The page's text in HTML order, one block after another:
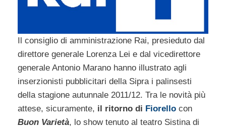
Il consiglio di amministrazione Rai, presieduto dal
direttore generale Lorenza Lei e dal vicedirettore
generale Antonio Marano hanno illustrato agli
inserzionisti pubblicitari della Sipra i palinsesti
della stagione autunnale 2011/12. Tra le novità più
attese, sicuramente, il ritorno di Fiorello con
Buon Varietà, lo show tenuto al teatro Sistina di